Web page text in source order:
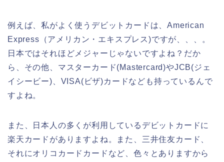
例えば、私がよく使うデビットカードは、American
Express（アメリカン・エキスプレス)ですが、、、。
日本ではそれほどメジャーじゃないですよね？だか
ら、その他、マスターカード(Mastercard)やJCB(ジェ
イシービー)、VISA(ビザ)カードなども持っているんで
すよね。
また、日本人の多くが利用しているデビットカードに
楽天カードがありますよね。また、三井住友カード、
それにオリコカードカードなど、色々とありますから